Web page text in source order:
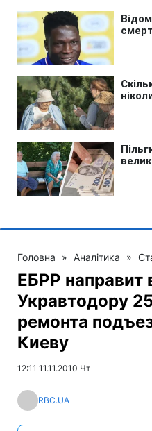
Головна » Аналітика »
ЕБРР направит
Укравтодору
ремонта
Киеву
12:11 11.11.2010 Чт
RBC.UA